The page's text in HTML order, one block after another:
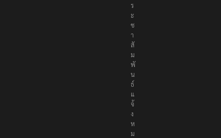
ร
ะ
ช
า
สั
ม
พั
น
ธ์
แ
จ้
ง
ห
ม